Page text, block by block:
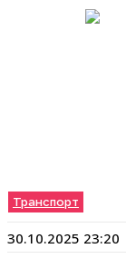
Транспорт
30.10.2025 23:20